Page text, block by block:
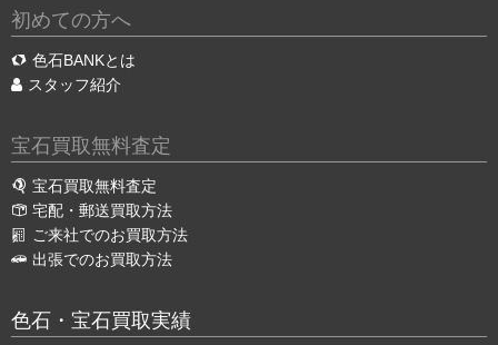
初めての方へ
色石BANKとは
スタッフ紹介
宝石買取無料査定
宝石買取無料査定
宅配・郵送買取方法
ご来社でのお買取方法
出張でのお買取方法
色石・宝石買取実績